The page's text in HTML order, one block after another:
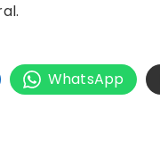
WhatsApp